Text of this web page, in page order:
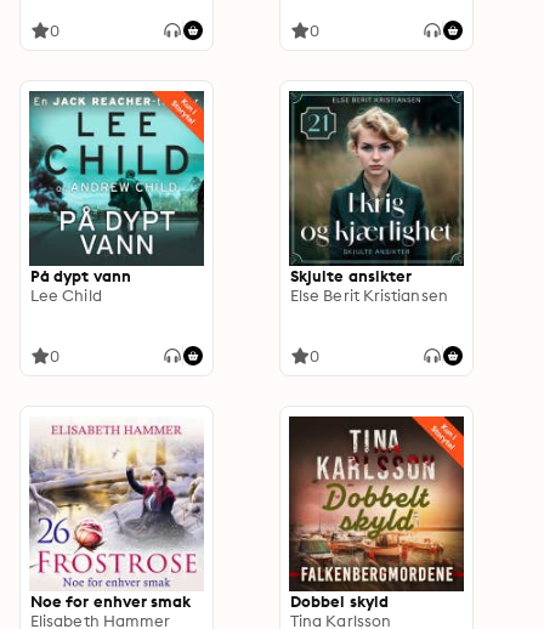
0 0
På dypt vann
Lee Child
0
Skjulte ansikter
Else Berit Kristiansen
0
Noe for enhver smak
Elisabeth Hammer
Dobbel skyld
Tina Karlsson